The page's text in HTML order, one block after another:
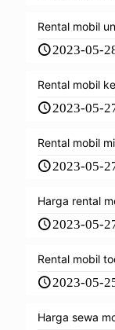
Rental mobil
2023-05-
Rental mobil
2023-05-
Rental mobil
2023-05-
Harga rental
2023-05-
Rental mobil
2023-05-
Harga sewa